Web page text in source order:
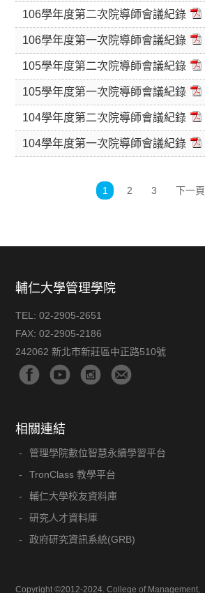
106學年度第二次院導師會議紀錄
106學年度第一次院導師會議紀錄
105學年度第二次院導師會議紀錄
105學年度第一次院導師會議紀錄
104學年度第二次院導師會議紀錄
104學年度第一次院導師會議紀錄
1 2 3 下一頁
輔仁大學管理學院
TEL:02-2905-2651
FAX:02-2905-2186
242062 新北市新莊區中正路510號
相關連結
管理學院數位智慧永續學習平台
TronClass 教學平台
輔仁大學校友資料庫
研究人才資料庫
政府研究資訊系統(GRB)
Copyright ©2012-2024. College of Management,